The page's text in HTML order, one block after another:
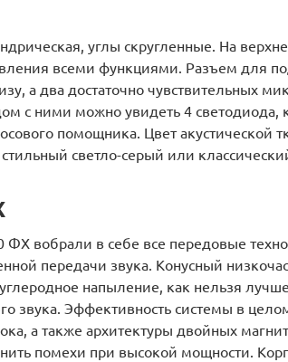
углы скругленные. На
всеми функциями. Разъем для
а два достаточно чувствительных
с ними можно увидеть 4 светодиода,
помощника. Цвет акустической
светло-серый или
вобрали в себе все передовые
передачи звука. Конусный
напыление, как нельзя
звука. Эффективность системы в
а также архитектуры двойных
помехи при высокой мощности.